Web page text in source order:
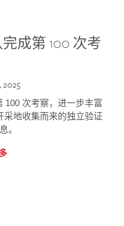
成第 100 次考
2025
100 次考察，进一步丰富
采地收集而来的独立验证
。